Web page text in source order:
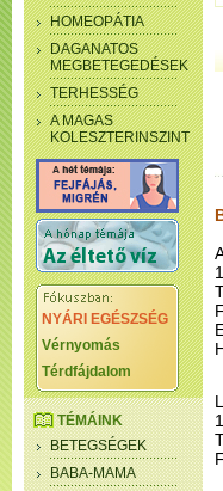
HOMEOPÁTIA
DAGANATOS
MEGBETEGEDÉSEK
TERHESSÉG
A MAGAS
KOLESZTERINSZINT
NYÁRI EGÉSZSÉG
Vérnyomás
Térdfájdalom
TÉMÁINK
BETEGSÉGEK
BABA-MAMA